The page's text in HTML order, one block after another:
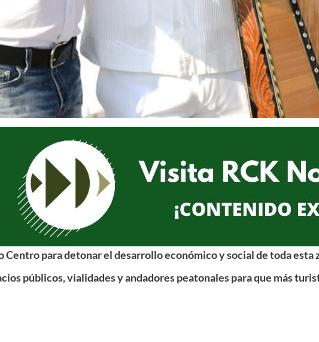
Centro para detonar el desarrollo económico y social de toda esta
públicos, vialidades y andadores peatonales para que más